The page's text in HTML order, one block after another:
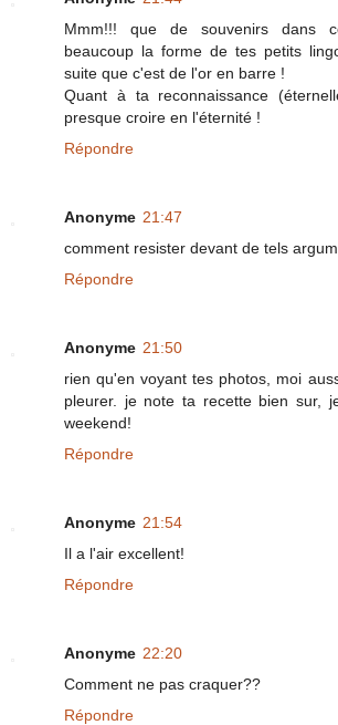
Mmm!!! que de souvenirs dans
beaucoup la forme de tes petits
suite que c'est de l'or en barre !
Quant à ta reconnaissance
presque croire en l'éternité !
Répondre
Anonyme 21:47
comment resister devant de tels
Répondre
Anonyme 21:50
rien qu'en voyant tes photos, moi
pleurer. je note ta recette bien sur,
weekend!
Répondre
Anonyme 21:54
Il a l'air excellent!
Répondre
Anonyme 22:20
Comment ne pas craquer??
Répondre